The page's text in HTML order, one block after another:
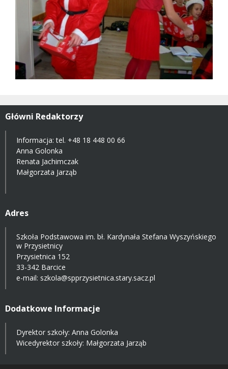
Główni Redaktorzy
Informacja: tel. +48 18 448 00 66
Anna Golonka
Renata Jachimczak
Małgorzata Jarząb
Adres
Szkoła Podstawowa im. bł. Kardynała Stefana Wyszyńskiego
w Przysietnicy
Przysietnica 152
33-342 Barcice
e-mail: szkola@spprzysietnica.stary.sacz.pl
Dodatkowe Informacje
Dyrektor szkoły: Anna Golonka
Wicedyrektor szkoły: Małgorzata Jarząb